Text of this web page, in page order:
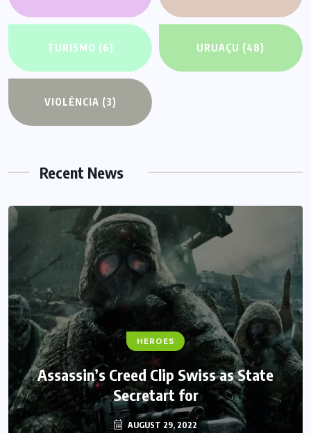
TURISMO (6) URUAÇU (48)
VIOLÊNCIA (3)
Recent News
HEROES
Assassin’s Creed Clip Swiss as State
Secretart for
AUGUST 29, 2022
FANTASY
Monster Jam Titans success farms their
efforts
AUGUST 29, 2022